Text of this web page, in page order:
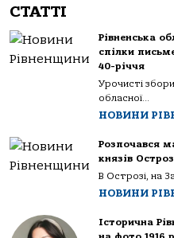
СТАТТІ
Рівненська
спілки
40-річчя
Урочисті збори
обласної...
НОВИНИ
Розпочався
князів
В Острозі, на
НОВИНИ
Історична